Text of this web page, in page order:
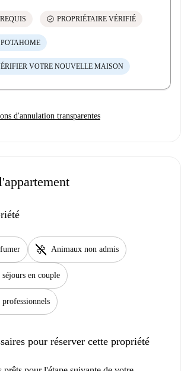
check_circle PROPRIÉTAIRE VÉRIFIÉ
VOTRE NOUVELLE MAISON
d'annulation transparentes
pet_supplies Animaux non admis
en couple
pour réserver cette propriété